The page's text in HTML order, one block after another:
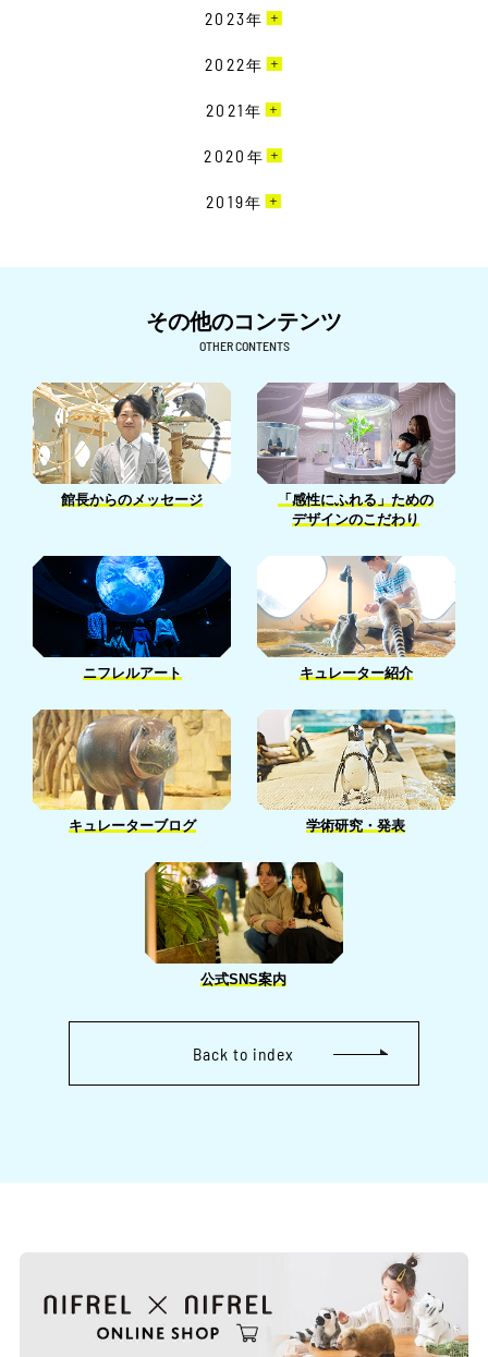
12月［10］
9月［18］
8月［11］
3月［4］
2月［6］
1月［5］
2023年
12月［9］
9月［16］
8月［12］
4月［26］
2月［15］
1月［13］
2022年
12月［22］
9月［14］
6月［26］
5月［27］
3月［25］
2月［24］
1月［18］
2021年
12月［19］
7月［22］
6月［23］
5月［32］
4月［26］
3月［22］
2月［13］
2020 年
12月［15］
10月［26］
8月［7］
6月［15］
5月［12］
4月［7］
3月［14］
1月［7］
2019年
10月［6］
9月［6］
7月［9］
6月［6］
5月［5］
1月［2］
その他のコンテンツ
OTHER CONTENTS
館長からのメッセージ
「感性にふれる」ための
デザインのこだわり
ニフレルアート キュレーター紹介
キュレーターブログ 学術研究・発表
公式SNS案内
Back to index